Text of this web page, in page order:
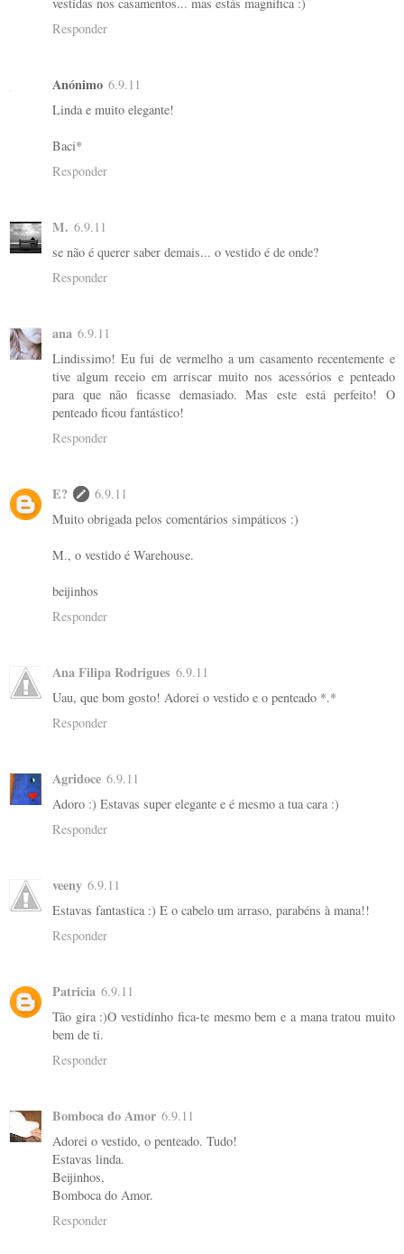
Responder
Anónimo 6.9.11
Linda e muito elegante!
Baci*
Responder
M. 6.9.11
se não é querer saber demais... o vestido é de onde?
Responder
ana 6.9.11
Lindissimo! Eu fui de vermelho a um casamento recentemente e
tive algum receio em arriscar muito nos acessórios e penteado
para que não ficasse demasiado. Mas este está perfeito! O
penteado ficou fantástico!
Responder
E?
6.9.11
Muito obrigada pelos comentários simpáticos :)
M., o vestido é Warehouse.
beijinhos
Responder
Ana Filipa Rodrigues 6.9.11
Uau, que bom gosto! Adorei o vestido e o penteado *.*
Responder
Agridoce 6.9.11
Adoro :) Estavas super elegante e é mesmo a tua cara :)
Responder
veeny 6.9.11
Estavas fantastica :) E o cabelo um arraso, parabéns à mana!!
Responder
Patricia 6.9.11
Tão gira :)O vestidinho fica-te mesmo bem e a mana tratou muito
bem de ti.
Responder
Bomboca do Amor 6.9.11
Adorei o vestido, o penteado. Tudo!
Estavas linda.
Beijinhos,
Bomboca do Amor.
Responder